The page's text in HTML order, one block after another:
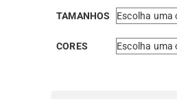
TAMANHOS
CORES